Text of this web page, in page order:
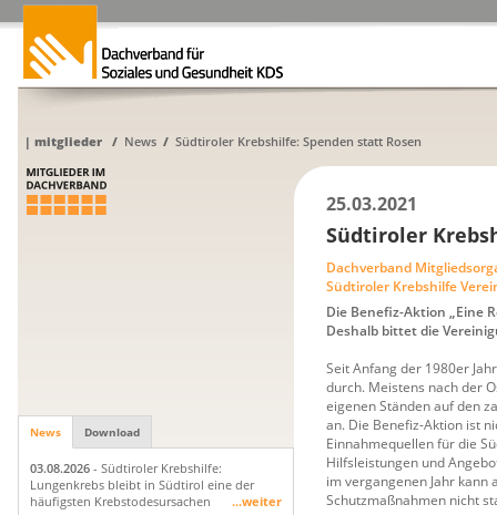
| mitglieder/ News/ Südtiroler Krebshilfe: Spenden statt Rosen
News Download
03.08.2026 - Südtiroler Krebshilfe:
Lungenkrebs bleibt in Südtirol eine der
häufigsten Krebstodesursachen
...weiter
25.03.2021
Südtiroler
Dachverband
Südtiroler Krebshilfe
Die Benefiz-Aktion „Eine
Deshalb bittet die
Seit Anfang der 1980er
durch. Meistens nach der
eigenen Ständen auf den
an. Die Benefiz-Aktion ist
Einnahmequellen für die
Hilfsleistungen und
im vergangenen Jahr kann
Schutzmaßnahmen nicht